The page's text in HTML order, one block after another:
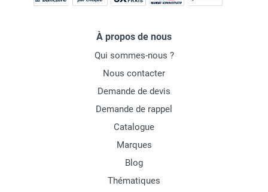
À propos de nous
Qui sommes-nous ?
Nous contacter
Demande de devis
Demande de rappel
Catalogue
Marques
Blog
Thématiques